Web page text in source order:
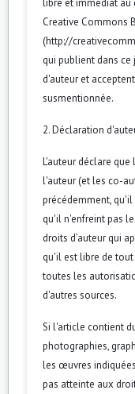
Creative Commons
(http://
qui publient dans
d'auteur et
susmentionnée.
2. Déclaration
L'auteur déclare
l'auteur (et les co-
précédemment,
qu'il n'enfreint pas
droits d’auteur qui
qu'il est libre de
toutes les
d'autres sources.
Si l'article contient
photographies,
les œuvres
pas atteinte aux